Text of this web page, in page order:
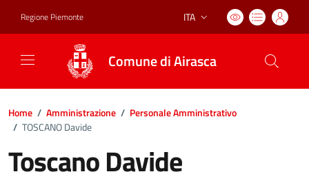
Regione Piemonte Lingua attiva:
ITA
Comune di Airasca
Home / Amministrazione / Personale Amministrativo
/ TOSCANO Davide
Toscano Davide